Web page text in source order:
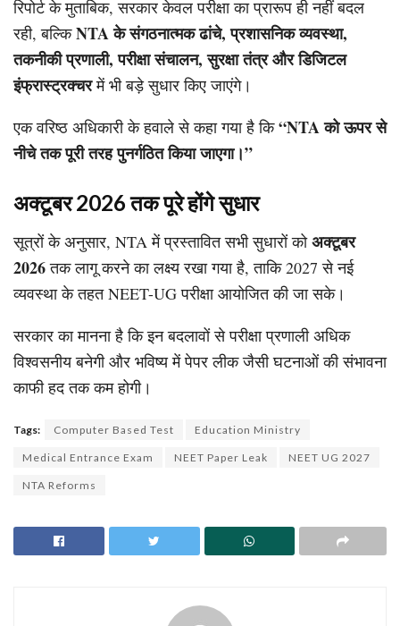
रिपोर्ट के मुताबिक, सरकार केवल परीक्षा का प्रारूप ही नहीं बदल
रही, बल्किNTA के संगठनात्मक ढांचे, प्रशासनिक व्यवस्था,
तकनीकी प्रणाली, परीक्षा संचालन, सुरक्षा तंत्र और डिजिटल
इंफ्रास्ट्रक्चरमें भी बड़े सुधार किए जाएंगे।
एक वरिष्ठ अधिकारी के हवाले से कहा गया है कि“NTA को ऊपर से
नीचे तक पूरी तरह पुनर्गठित किया जाएगा।”
अक्टूबर 2026 तक पूरे होंगे सुधार
सूत्रों के अनुसार, NTA में प्रस्तावित सभी सुधारों कोअक्टूबर
2026तक लागू करने का लक्ष्य रखा गया है, ताकि 2027 से नई
व्यवस्था के तहत NEET-UG परीक्षा आयोजित की जा सके।
सरकार का मानना है कि इन बदलावों से परीक्षा प्रणाली अधिक
विश्वसनीय बनेगी और भविष्य में पेपर लीक जैसी घटनाओं की संभावना
काफी हद तक कम होगी।
Tags: Computer Based Test Education Ministry
Medical Entrance Exam NEET Paper Leak NEET UG 2027
NTA Reforms